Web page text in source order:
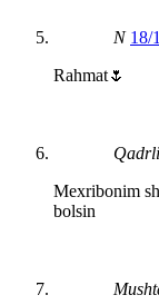
N 18/
Rahmat🌷
Mexribonim
bolsin